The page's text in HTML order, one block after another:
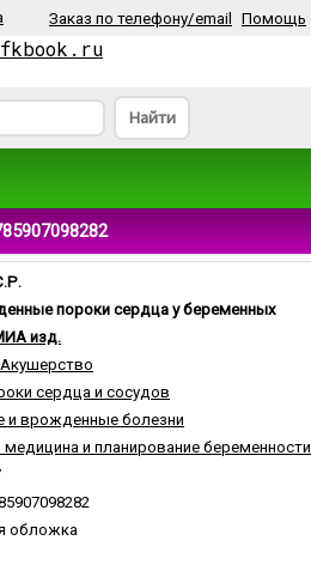
Заказ по телефону/email Помощь
Найти
пороки сердца у беременных
изд.
Акушерство
сердца и сосудов
и врожденные болезни
и планирование беременности
обложка